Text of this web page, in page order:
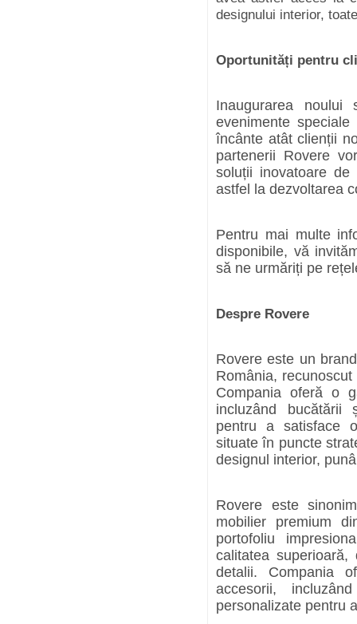
designului interior,
Oportunități pentru
Inaugurarea
evenimente
încânte atât clienții
partenerii Rovere
soluții inovatoare de
astfel la dezvoltarea
Pentru mai multe
disponibile, vă
să ne urmăriți pe
Despre Rovere
Rovere este un
România,
Compania oferă o
incluzând bucătării
pentru a satisface
situate în puncte
designul interior,
Rovere este
mobilier premium
portofoliu
calitatea
detalii. Compania
accesorii,
personalizate pentru